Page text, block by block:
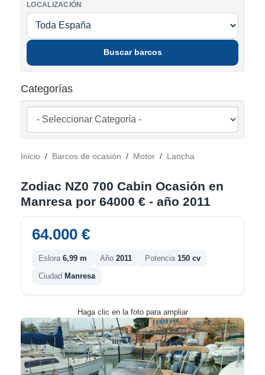
LOCALIZACIÓN
Buscar barcos
Categorías
Inicio / Barcos de ocasión / Motor / Lancha
Zodiac NZ0 700 Cabin Ocasión en
Manresa por 64000 € - año 2011
64.000 €
Eslora 6,99 m Año 2011 Potencia 150 cv
Ciudad Manresa
Haga clic en la foto para ampliar